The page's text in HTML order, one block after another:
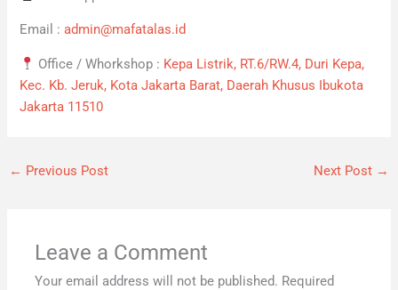
Email :admin@mafatalas.id
Office / Whorkshop : Kepa Listrik, RT.6/RW.4, Duri Kepa,
Kec. Kb. Jeruk, Kota Jakarta Barat, Daerah Khusus Ibukota
Jakarta 11510
← Previous Post Next Post →
Leave a Comment
Your email address will not be published. Required